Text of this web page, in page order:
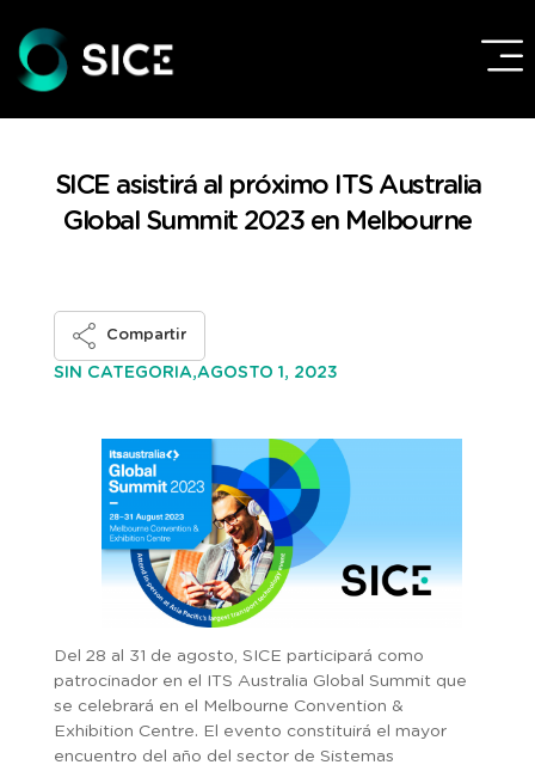
SICE asistirá al próximo ITS Australia
Global Summit 2023 en Melbourne
SIN CATEGORIA,AGOSTO 1, 2023
Compartir
Del 28 al 31 de agosto, SICE participará como
patrocinador en el ITS Australia Global Summit que
se celebrará en el Melbourne Convention &
Exhibition Centre. El evento constituirá el mayor
encuentro del año del sector de Sistemas